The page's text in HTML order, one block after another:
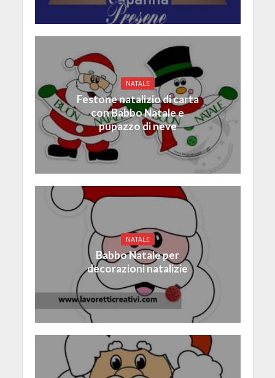
NATALE
Festone natalizio di carta
con Babbo Natale e
pupazzo di neve
NATALE
Babbo Natale per
decorazioni natalizie